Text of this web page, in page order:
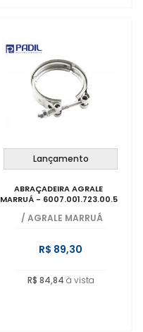
Lançamento
ABRAÇADEIRA AGRALE
MARRUÁ - 6007.001.723.00.5
/ AGRALE MARRUÁ
R$ 89,30
R$ 84,84 à vista